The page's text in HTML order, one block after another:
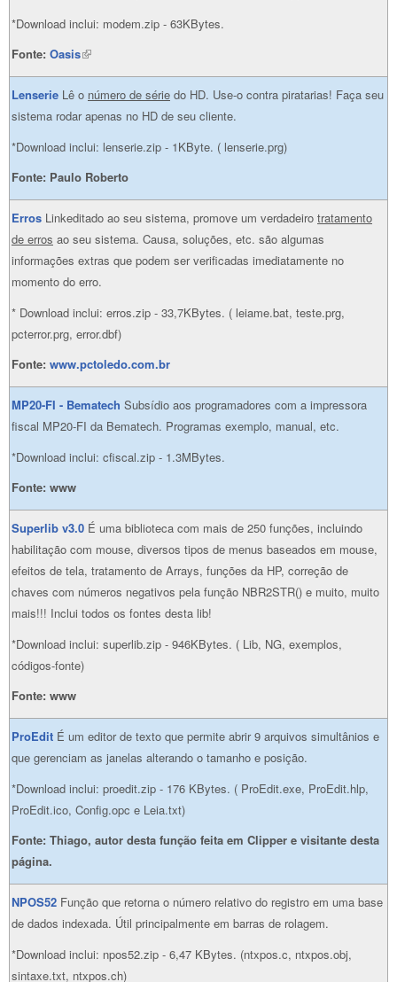
*Download inclui: modem.zip - 63KBytes.
Fonte: Oasis(link is external)
Lenserie Lê o número de série do HD. Use-o contra piratarias! Faça seu
sistema rodar apenas no HD de seu cliente.
*Download inclui: lenserie.zip - 1KByte. ( lenserie.prg)
Fonte: Paulo Roberto
Erros Linkeditado ao seu sistema, promove um verdadeiro tratamento
de erros ao seu sistema. Causa, soluções, etc. são algumas
informações extras que podem ser verificadas imediatamente no
momento do erro.
* Download inclui: erros.zip - 33,7KBytes. ( leiame.bat, teste.prg,
pcterror.prg, error.dbf)
Fonte: www.pctoledo.com.br
MP20-FI - Bematech Subsídio aos programadores com a impressora
fiscal MP20-FI da Bematech. Programas exemplo, manual, etc.
*Download inclui: cfiscal.zip - 1.3MBytes.
Fonte: www
Superlib v3.0 É uma biblioteca com mais de 250 funções, incluindo
habilitação com mouse, diversos tipos de menus baseados em mouse,
efeitos de tela, tratamento de Arrays, funções da HP, correção de
chaves com números negativos pela função NBR2STR() e muito, muito
mais!!! Inclui todos os fontes desta lib!
*Download inclui: superlib.zip - 946KBytes. ( Lib, NG, exemplos,
códigos-fonte)
Fonte: www
ProEdit É um editor de texto que permite abrir 9 arquivos simultânios e
que gerenciam as janelas alterando o tamanho e posição.
*Download inclui: proedit.zip - 176 KBytes. ( ProEdit.exe, ProEdit.hlp,
ProEdit.ico, Config.opc e Leia.txt)
Fonte: Thiago, autor desta função feita em Clipper e visitante desta
página.
NPOS52 Função que retorna o número relativo do registro em uma base
de dados indexada. Útil principalmente em barras de rolagem.
*Download inclui: npos52.zip - 6,47 KBytes. (ntxpos.c, ntxpos.obj,
sintaxe.txt, ntxpos.ch)